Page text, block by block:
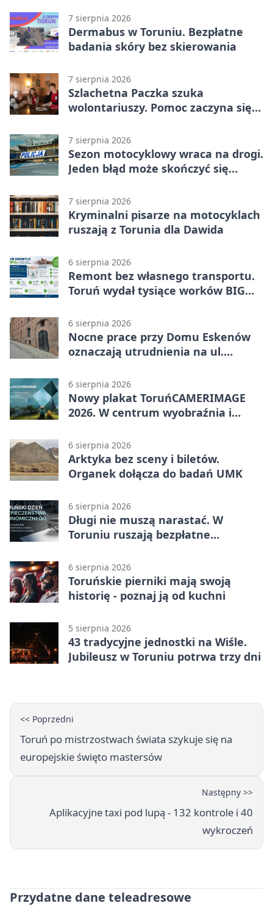
7 sierpnia 2026
Dermabus w Toruniu. Bezpłatne
badania skóry bez skierowania
7 sierpnia 2026
Szlachetna Paczka szuka
wolontariuszy. Pomoc zaczyna się
7 sierpnia 2026
Sezon motocyklowy wraca na drogi.
Jeden błąd może skończyć się
7 sierpnia 2026
Kryminalni pisarze na motocyklach
ruszają z Torunia dla Dawida
6 sierpnia 2026
Remont bez własnego transportu.
Toruń wydał tysiące worków BIG
6 sierpnia 2026
Nocne prace przy Domu Eskenów
oznaczają utrudnienia na ul.
6 sierpnia 2026
Nowy plakat ToruńCAMERIMAGE
2026. W centrum wyobraźnia i
6 sierpnia 2026
Arktyka bez sceny i biletów.
Organek dołącza do badań UMK
6 sierpnia 2026
Długi nie muszą narastać. W
Toruniu ruszają bezpłatne
6 sierpnia 2026
Toruńskie pierniki mają swoją
historię - poznaj ją od kuchni
5 sierpnia 2026
43 tradycyjne jednostki na Wiśle.
Jubileusz w Toruniu potrwa trzy dni
<< Poprzedni
Toruń po mistrzostwach świata szykuje się na
europejskie święto mastersów
Następny >>
Aplikacyjne taxi pod lupą - 132 kontrole i 40
wykroczeń
Przydatne dane teleadresowe